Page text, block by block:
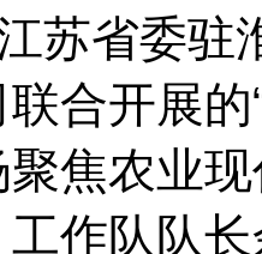
苏省委驻
合开展
焦农业
作队队